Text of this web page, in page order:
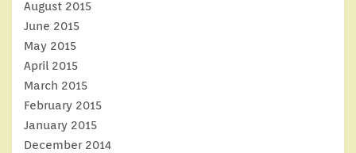
August 2015
June 2015
May 2015
April 2015
March 2015
February 2015
January 2015
December 2014